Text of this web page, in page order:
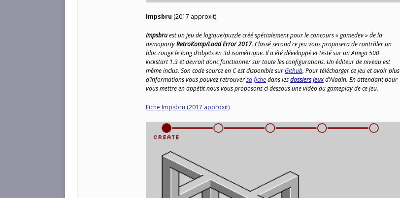
Impsbru (2017 approxit)
Impsbruest un jeu de logique/puzzle créé spécialement pour le concours « gamedev » de la
demopartyRetroKomp/Load Error 2017. Classé second ce jeu vous proposera de contrôler un
bloc rouge le long d’objets en 3d isométrique. Il a été développé et testé sur un Amiga 500
kickstart 1.3 et devrait donc fonctionner sur toute les configurations. Un éditeur de niveau est
même inclus. Son code source en C est disponible sur Github. Pour télécharger ce jeu et avoir plus
d’informations vous pouvez retrouversa fichedans lesdossiers jeuxd’Aladin. En attendant pour
vous mettre en appétit nous vous proposons ci dessous une vidéo du gameplay de ce jeu.
Fiche Impsbru (2017 approxit)